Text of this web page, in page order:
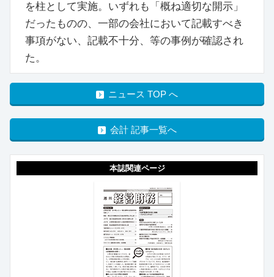
を柱として実施。いずれも「概ね適切な開示」
だったものの、一部の会社において記載すべき
事項がない、記載不十分、等の事例が確認され
た。
ニュース TOP へ
会計 記事一覧へ
本誌関連ページ